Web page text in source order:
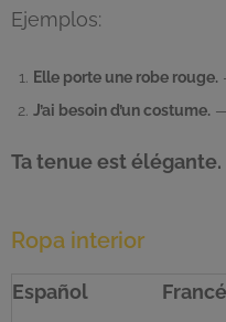
Ejemplos:
Elle porte une robe rouge.
J’ai besoin d’un costume.
Ta tenue est élégante.
Ropa interior
Español